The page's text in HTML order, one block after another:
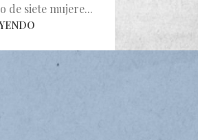
de siete mujere...